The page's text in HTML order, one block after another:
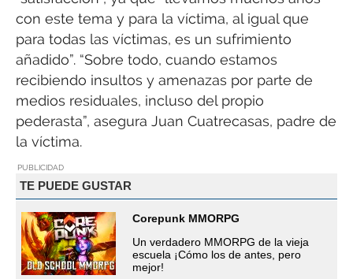
con este tema y para la víctima, al igual que
para todas las víctimas, es un sufrimiento
añadido”. “Sobre todo, cuando estamos
recibiendo insultos y amenazas por parte de
medios residuales, incluso del propio
pederasta”, asegura Juan Cuatrecasas, padre de
la víctima.
PUBLICIDAD
TE PUEDE GUSTAR
Corepunk MMORPG
Un verdadero MMORPG de la vieja
escuela ¡Cómo los de antes, pero
mejor!